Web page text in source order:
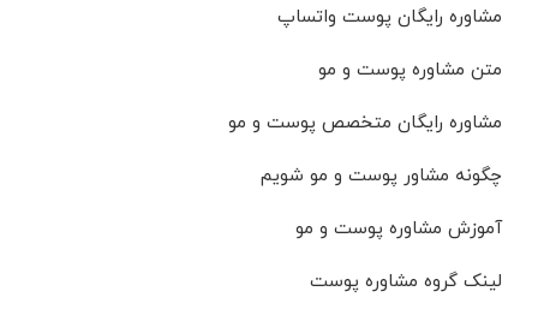
مشاوره رایگان پوست واتساپ
متن مشاوره پوست و مو
مشاوره رایگان متخصص پوست و مو
چگونه مشاور پوست و مو شویم
آموزش مشاوره پوست و مو
لینک گروه مشاوره پوست